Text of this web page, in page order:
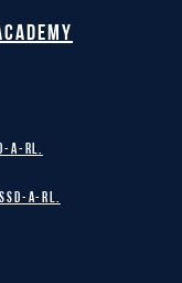
RL.
A-RL.